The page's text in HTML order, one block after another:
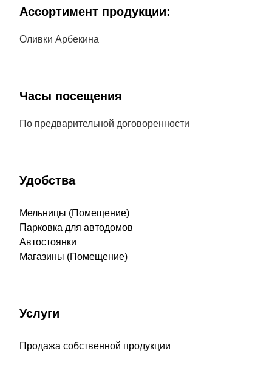
Aссортимент продукции:
Оливки Арбекина
Часы посещения
По предварительной договоренности
Удобства
Мельницы (Помещение)
Парковка для автодомов
Автостоянки
Магазины (Помещение)
Услуги
Продажа собственной продукции